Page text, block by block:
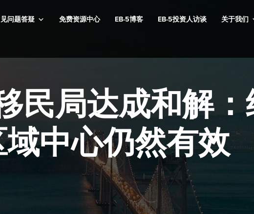
问题答疑 免费资源中心 EB-5博客 EB-5投资人访谈 关于我们
民局达成和解
中心仍然有效